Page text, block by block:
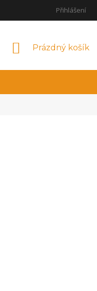
Přihlášení
NÁKUPNÍ
Prázdný košík